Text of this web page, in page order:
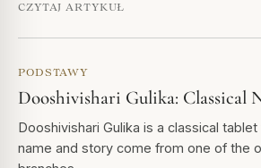
CZYTAJ ARTYKUŁ
PODSTAWY
Dooshivishari Gulika: Classical
Dooshivishari Gulika is a classical
name and story come from one of the